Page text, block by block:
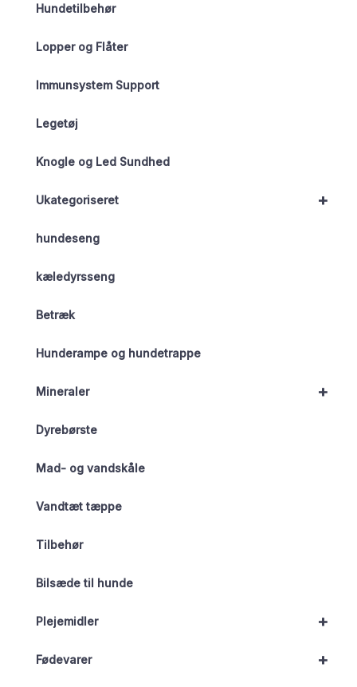
Hundetilbehør
Lopper og Flåter
Immunsystem Support
Legetøj
Knogle og Led Sundhed
+
Ukategoriseret
hundeseng
kæledyrsseng
Betræk
Hunderampe og hundetrappe
+
Mineraler
Dyrebørste
Mad- og vandskåle
Vandtæt tæppe
Tilbehør
Bilsæde til hunde
+
Plejemidler
+
Fødevarer